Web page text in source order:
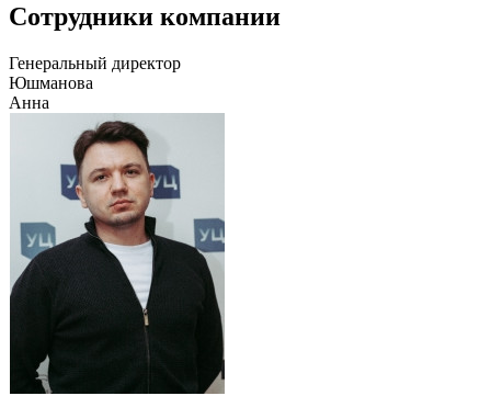
Сотрудники компании
Генеральный директор
Юшманова
Анна